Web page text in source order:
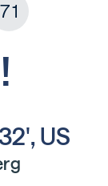
71
US